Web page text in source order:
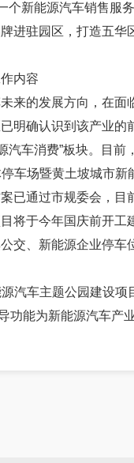
个新能源汽车销售服
进驻园区，打造五华
内容
来的发展方向，在
明确认识到该产业
汽车消费”板块。目
车场暨黄土坡城市
已通过市规委会，
将于今年国庆前开
交、新能源企业停
汽车主题公园建设
功能为新能源汽车产